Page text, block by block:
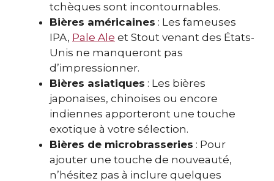
tchèques sont incontournables.
Bières américaines : Les fameuses
IPA, Pale Ale et Stout venant des États-
Unis ne manqueront pas
d’impressionner.
Bières asiatiques : Les bières
japonaises, chinoises ou encore
indiennes apporteront une touche
exotique à votre sélection.
Bières de microbrasseries : Pour
ajouter une touche de nouveauté,
n’hésitez pas à inclure quelques